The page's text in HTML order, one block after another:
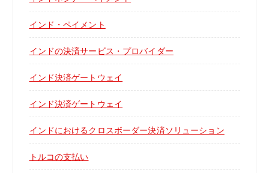
インド・ペイメント
インドの決済サービス・プロバイダー
インド決済ゲートウェイ
インド決済ゲートウェイ
インドにおけるクロスボーダー決済ソリューション
トルコの支払い